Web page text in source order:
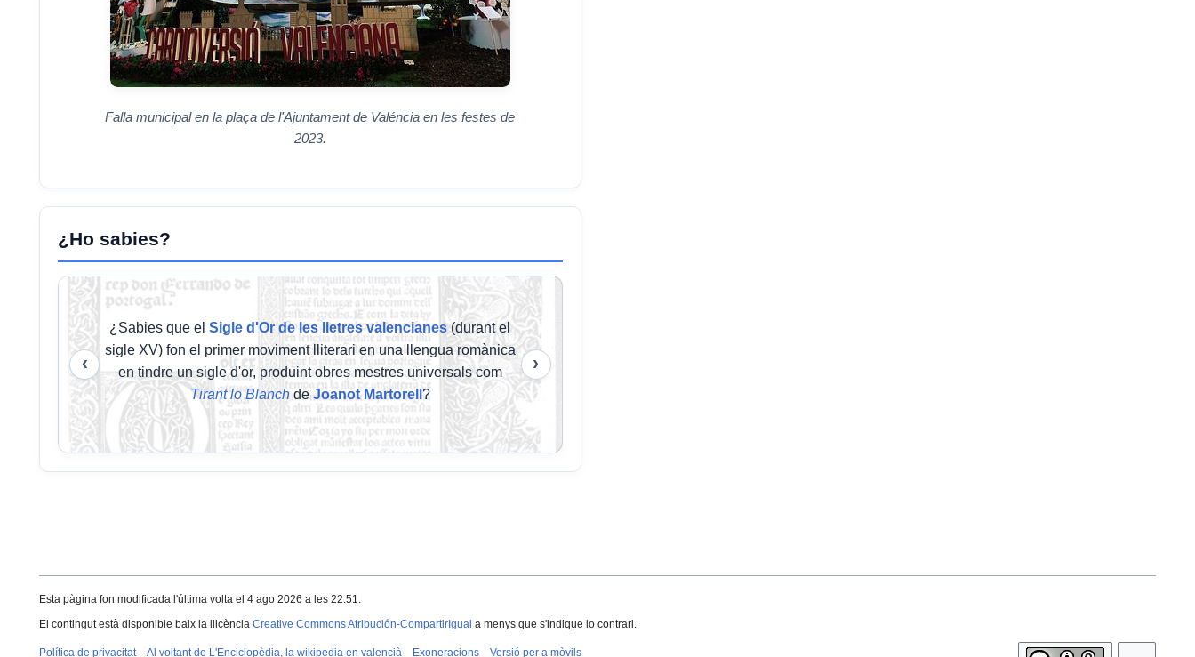
Falla municipal en la plaça de l'Ajuntament de Valéncia en les festes de
2023.
¿Ho sabies?
‹ ›
¿Sabies que elSigle d'Or de les lletres valencianes(durant el
sigle XV) fon el primer moviment lliterari en una llengua romànica
en tindre un sigle d'or, produint obres mestres universals com
Tirant lo BlanchdeJoanot Martorell ?
Esta pàgina fon modificada l'última volta el 4 ago 2026 a les 22:51.
El contingut està disponible baix la llicència Creative Commons Atribución-CompartirIgual a menys que s'indique lo contrari.
Política de privacitat Al voltant de L'Enciclopèdia, la wikipedia en valencià Exoneracions Versió per a mòvils